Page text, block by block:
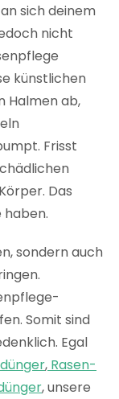
sich deinem
nicht
künstlichen
Halmen ab,
Frisst
Das
haben.
sondern auch
Somit sind
Egal
, Rasen-
, unsere